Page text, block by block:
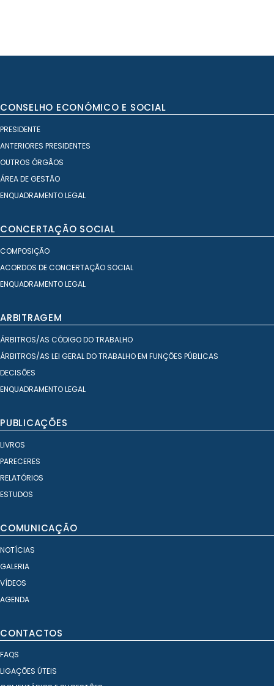
CONSELHO ECONÓMICO E SOCIAL
PRESIDENTE
ANTERIORES PRESIDENTES
OUTROS ÓRGÃOS
ÁREA DE GESTÃO
ENQUADRAMENTO LEGAL
CONCERTAÇÃO SOCIAL
COMPOSIÇÃO
ACORDOS DE CONCERTAÇÃO SOCIAL
ENQUADRAMENTO LEGAL
ARBITRAGEM
ÁRBITROS/AS CÓDIGO DO TRABALHO
ÁRBITROS/AS LEI GERAL DO TRABALHO EM FUNÇÕES PÚBLICAS
DECISÕES
ENQUADRAMENTO LEGAL
PUBLICAÇÕES
LIVROS
PARECERES
RELATÓRIOS
ESTUDOS
COMUNICAÇÃO
NOTÍCIAS
GALERIA
VÍDEOS
AGENDA
CONTACTOS
FAQS
LIGAÇÕES ÚTEIS